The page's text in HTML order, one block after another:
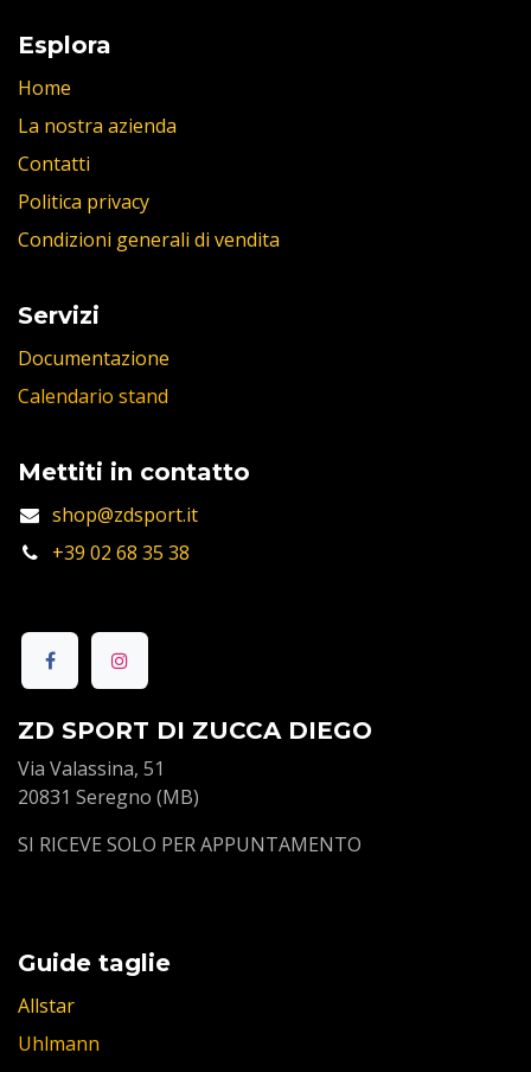
Esplora
Home
La nostra azienda
Contatti
Politica privacy
Condizioni generali di vendita
Servizi
Documentazione
Calendario stand
Mettiti in contatto
shop@zdsport.it
+39 02 68 35 38
ZD SPORT DI ZUCCA DIEGO
Via Valassina, 51
20831 Seregno (MB)
SI RICEVE SOLO PER APPUNTAMENTO
Guide taglie
Allstar
Uhlmann